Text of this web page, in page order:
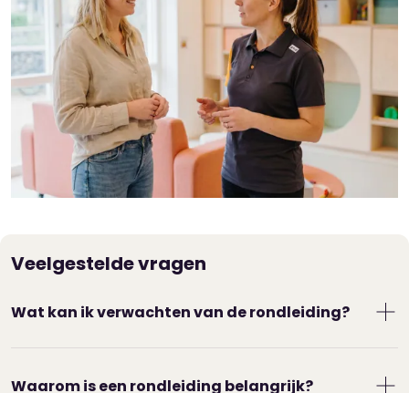
Veelgestelde vragen
Wat kan ik verwachten van de rondleiding?
groepen te zien waar je kind gaat spelen. Ook
Waarom is een rondleiding belangrijk?